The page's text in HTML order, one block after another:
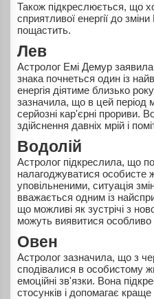
Також підкреслюється, що
сприятливої енергії до
пощастить.
Лев
Астролог Емі Демур
знака почнеться один із
енергія діятиме близько
зазначила, що в цей період
серйозні кар'єрні прориви.
здійснення давніх мрій і
Водолій
Астролог підкреслила, що
налагоджуватися особисте
уповільненими, ситуація
вважається одним із
що можливі як зустрічі з
можуть виявитися особливо
Овен
Астролог зазначила, що з
сподівалися в особистому
емоційні зв'язки. Вона
стосунків і допомагає